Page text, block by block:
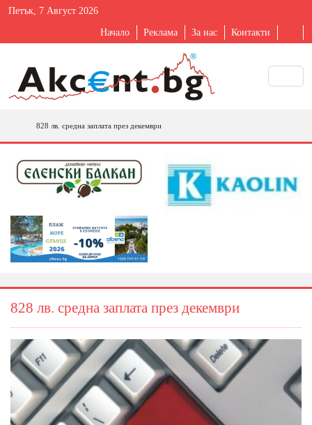
Петък, 7 Август 2026
Начало Реклама За нас Контакти
828 лв. средна заплата през декември
828 лв. средна заплата през декември